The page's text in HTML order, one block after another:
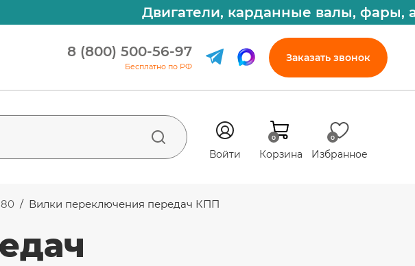
Двигатели, карданные валы, фары,
8 (800) 500-56-97
Бесплатно по РФ
Заказать звонок
Войти Корзина
0 0
Избранное
/ Вилки переключения передач КПП